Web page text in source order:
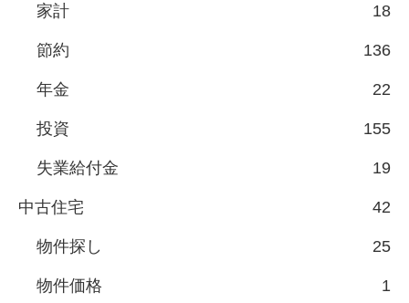
家計 18
節約 136
年金 22
投資 155
失業給付金 19
中古住宅 42
物件探し 25
物件価格 1